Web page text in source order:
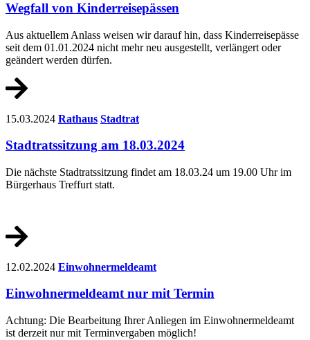
Wegfall von Kinderreisepässen
Aus aktuellem Anlass weisen wir darauf hin, dass Kinderreisepässe
seit dem 01.01.2024 nicht mehr neu ausgestellt, verlängert oder
geändert werden dürfen.
15.03.2024 Rathaus Stadtrat
Stadtratssitzung am 18.03.2024
Die nächste Stadtratssitzung findet am 18.03.24 um 19.00 Uhr im
Bürgerhaus Treffurt statt.
12.02.2024 Einwohnermeldeamt
Einwohnermeldeamt nur mit Termin
Achtung: Die Bearbeitung Ihrer Anliegen im Einwohnermeldeamt
ist derzeit nur mit Terminvergaben möglich!